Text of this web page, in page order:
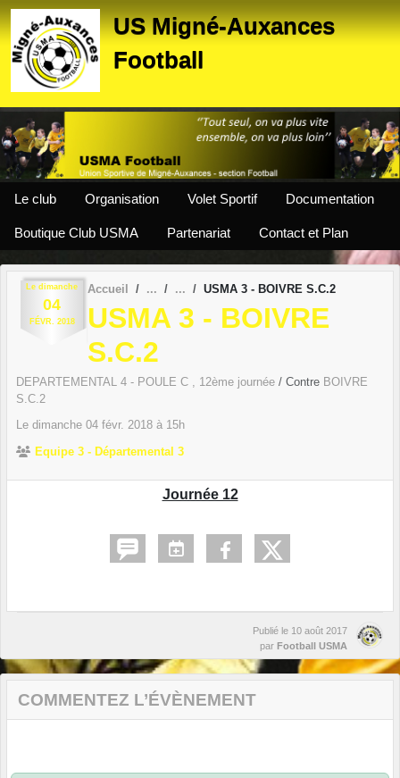
US Migné-Auxances
Football
Le club Organisation Volet Sportif Documentation
Boutique Club USMA Partenariat Contact et Plan
Le dimanche
04
FÉVR. 2018
Accueil USMA 3 - BOIVRE S.C.2
USMA 3 - BOIVRE
S.C.2
DEPARTEMENTAL 4 - POULE C , 12ème journée / Contre BOIVRE
S.C.2
Le dimanche 04 févr. 2018 à 15h
Equipe 3 - Départemental 3
Journée 12
Publié le 10 août 2017
par Football USMA
COMMENTEZ L’ÉVÈNEMENT
Panneau de gestion des cookies